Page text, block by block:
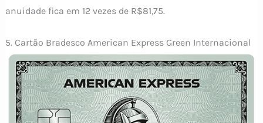
anuidade fica em 12 vezes de R$81,75.
5. Cartão Bradesco American Express Green Internacional